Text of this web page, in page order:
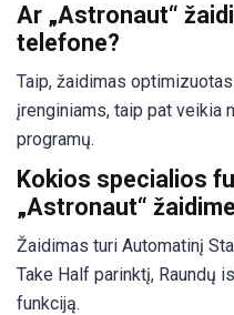
Ar „Astronaut“
telefone?
Taip, žaidimas
įrenginiams, taip pat veikia
programų.
Kokios specialios
„Astronaut“
Žaidimas turi Automatinį
Take Half parinktį, Raundų
funkciją.